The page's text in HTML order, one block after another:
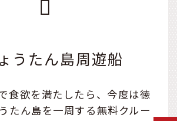
うたん島周遊船
食欲を満たしたら、今度は徳
たん島を一周する無料クルー